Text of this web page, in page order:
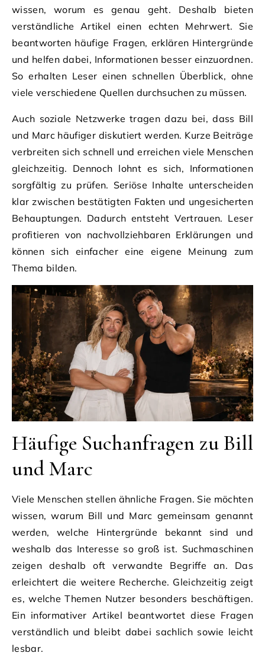
wissen, worum es genau geht. Deshalb bieten
verständliche Artikel einen echten Mehrwert. Sie
beantworten häufige Fragen, erklären Hintergründe
und helfen dabei, Informationen besser einzuordnen.
So erhalten Leser einen schnellen Überblick, ohne
viele verschiedene Quellen durchsuchen zu müssen.
Auch soziale Netzwerke tragen dazu bei, dass Bill
und Marc häufiger diskutiert werden. Kurze Beiträge
verbreiten sich schnell und erreichen viele Menschen
gleichzeitig. Dennoch lohnt es sich, Informationen
sorgfältig zu prüfen. Seriöse Inhalte unterscheiden
klar zwischen bestätigten Fakten und ungesicherten
Behauptungen. Dadurch entsteht Vertrauen. Leser
profitieren von nachvollziehbaren Erklärungen und
können sich einfacher eine eigene Meinung zum
Thema bilden.
Häufige Suchanfragen zu Bill
und Marc
Viele Menschen stellen ähnliche Fragen. Sie möchten
wissen, warum Bill und Marc gemeinsam genannt
werden, welche Hintergründe bekannt sind und
weshalb das Interesse so groß ist. Suchmaschinen
zeigen deshalb oft verwandte Begriffe an. Das
erleichtert die weitere Recherche. Gleichzeitig zeigt
es, welche Themen Nutzer besonders beschäftigen.
Ein informativer Artikel beantwortet diese Fragen
verständlich und bleibt dabei sachlich sowie leicht
lesbar.